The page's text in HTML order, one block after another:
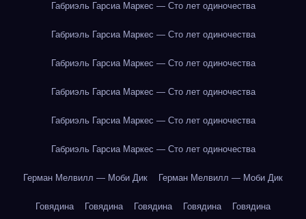
Габриэль Гарсиа Маркес — Сто лет одиночества
Габриэль Гарсиа Маркес — Сто лет одиночества
Габриэль Гарсиа Маркес — Сто лет одиночества
Габриэль Гарсиа Маркес — Сто лет одиночества
Габриэль Гарсиа Маркес — Сто лет одиночества
Габриэль Гарсиа Маркес — Сто лет одиночества
Герман Мелвилл — Моби Дик Герман Мелвилл — Моби Дик
Говядина Говядина Говядина Говядина Говядина